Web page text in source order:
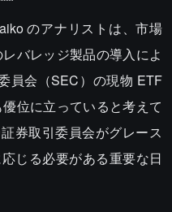
のアナリストは、市場
バレッジ製品の導入によ
員会（SEC）の現物 ETF
位に立っていると考えて
券取引委員会がグレース
じる必要がある重要な日